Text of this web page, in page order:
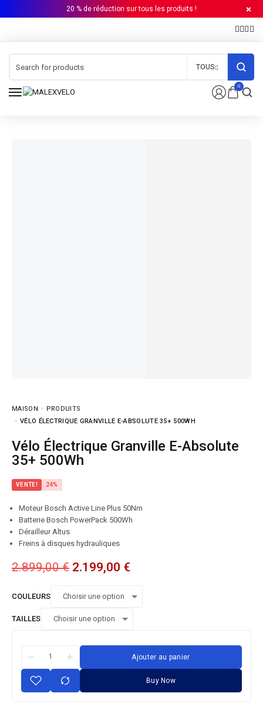
20 % de réduction sur tous les produits !
0
TOUS
MAISON
PRODUITS
VÉLO ÉLECTRIQUE GRANVILLE E-ABSOLUTE 35+ 500WH
Vélo Électrique Granville E-Absolute
35+ 500Wh
VENTE! 24%
Moteur Bosch Active Line Plus 50Nm
Batterie Bosch PowerPack 500Wh
Dérailleur Altus
Freins à disques hydrauliques
2.899,00€ 2.199,00 €
COULEURS
TAILLES
Ajouter au panier
Buy Now